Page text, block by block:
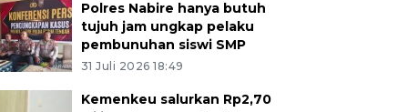
Polres Nabire hanya butuh
tujuh jam ungkap pelaku
pembunuhan siswi SMP
31 Juli 2026 18:49
Kemenkeu salurkan Rp2,70